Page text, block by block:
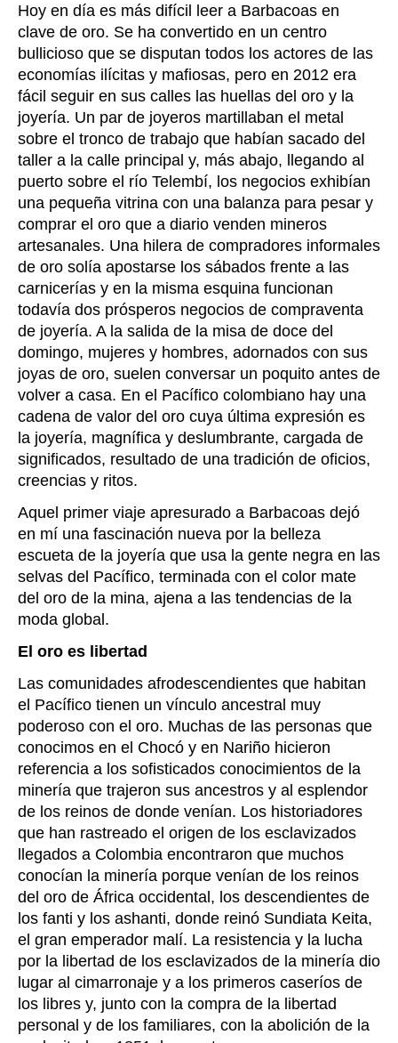
Hoy en día es más difícil leer a Barbacoas en
clave de oro. Se ha convertido en un centro
bullicioso que se disputan todos los actores de las
economías ilícitas y mafiosas, pero en 2012 era
fácil seguir en sus calles las huellas del oro y la
joyería. Un par de joyeros martillaban el metal
sobre el tronco de trabajo que habían sacado del
taller a la calle principal y, más abajo, llegando al
puerto sobre el río Telembí, los negocios exhibían
una pequeña vitrina con una balanza para pesar y
comprar el oro que a diario venden mineros
artesanales. Una hilera de compradores informales
de oro solía apostarse los sábados frente a las
carnicerías y en la misma esquina funcionan
todavía dos prósperos negocios de compraventa
de joyería. A la salida de la misa de doce del
domingo, mujeres y hombres, adornados con sus
joyas de oro, suelen conversar un poquito antes de
volver a casa. En el Pacífico colombiano hay una
cadena de valor del oro cuya última expresión es
la joyería, magnífica y deslumbrante, cargada de
significados, resultado de una tradición de oficios,
creencias y ritos.
Aquel primer viaje apresurado a Barbacoas dejó
en mí una fascinación nueva por la belleza
escueta de la joyería que usa la gente negra en las
selvas del Pacífico, terminada con el color mate
del oro de la mina, ajena a las tendencias de la
moda global.
El oro es libertad
Las comunidades afrodescendientes que habitan
el Pacífico tienen un vínculo ancestral muy
poderoso con el oro. Muchas de las personas que
conocimos en el Chocó y en Nariño hicieron
referencia a los sofisticados conocimientos de la
minería que trajeron sus ancestros y al esplendor
de los reinos de donde venían. Los historiadores
que han rastreado el origen de los esclavizados
llegados a Colombia encontraron que muchos
conocían la minería porque venían de los reinos
del oro de África occidental, los descendientes de
los fanti y los ashanti, donde reinó Sundiata Keita,
el gran emperador malí. La resistencia y la lucha
por la libertad de los esclavizados de la minería dio
lugar al cimarronaje y a los primeros caseríos de
los libres y, junto con la compra de la libertad
personal y de los familiares, con la abolición de la